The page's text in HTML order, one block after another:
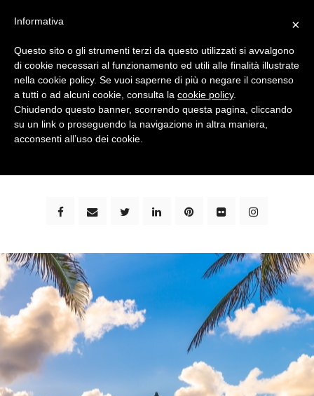
bimbi e viaggi - family travel blog: community #1 in
×
Informativa
Questo sito o gli strumenti terzi da questo utilizzati si avvalgono
di cookie necessari al funzionamento ed utili alle finalità illustrate
nella cookie policy. Se vuoi saperne di più o negare il consenso
a tutti o ad alcuni cookie, consulta la cookie policy.
Chiudendo questo banner, scorrendo questa pagina, cliccando
su un link o proseguendo la navigazione in altra maniera,
acconsenti all’uso dei cookie.